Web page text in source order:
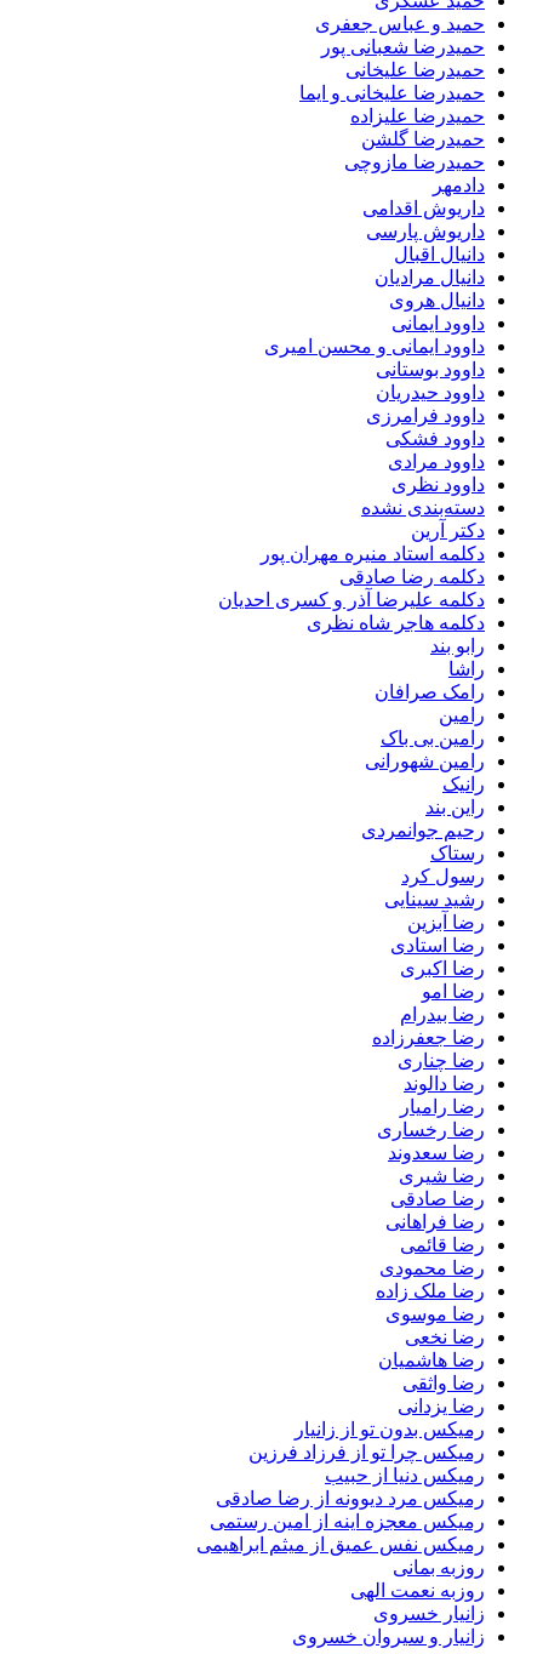
حمید و عباس جعفری
حمیدرضا شعبانی پور
حمیدرضا علیخانی
حمیدرضا علیخانی و ایما
حمیدرضا علیزاده
حمیدرضا گلشن
حمیدرضا مازوچی
دادمهر
داریوش اقدامی
داریوش پارسی
دانیال اقبال
دانیال مرادیان
دانیال هروی
داوود ایمانی
داوود ایمانی و محسن امیری
داوود بوستانی
داوود حیدریان
داوود فرامرزی
داوود فشکی
داوود مرادی
داوود نظری
دسته‌بندی نشده
دکتر آرین
دکلمه استاد منیره مهران پور
دکلمه رضا صادقی
دکلمه علیرضا آذر و کسری احدیان
دکلمه هاجر شاه نظری
رابو بند
راشا
رامک صرافان
رامین
رامین بی باک
رامین شهورانی
رانیک
راین بند
رحیم جوانمردی
رستاک
رسول کرد
رشید سینایی
رضا آبزین
رضا استادی
رضا اکبری
رضا امو
رضا بیدرام
رضا جعفرزاده
رضا چناری
رضا دالوند
رضا رامیار
رضا رخساری
رضا سعدوند
رضا شیری
رضا صادقی
رضا فراهانی
رضا قائمی
رضا محمودی
رضا ملک زاده
رضا موسوی
رضا نخعی
رضا هاشمیان
رضا واثقی
رضا یزدانی
رمیکس بدون تو از زانیار
رمیکس چرا تو از فرزاد فرزین
رمیکس دنیا از حبیب
رمیکس مرد دیوونه از رضا صادقی
رمیکس معجزه اینه از امین رستمی
رمیکس نفس عمیق از میثم ابراهیمی
روزبه بمانی
روزبه نعمت الهی
زانیار خسروی
زانیار و سیروان خسروی